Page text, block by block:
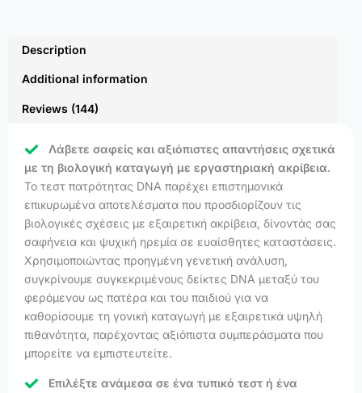
Description
Additional information
Reviews (144)
Λάβετε σαφείς και αξιόπιστες απαντήσεις σχετικά
με τη βιολογική καταγωγή με εργαστηριακή ακρίβεια.
Το τεστ πατρότητας DNA παρέχει επιστημονικά
επικυρωμένα αποτελέσματα που προσδιορίζουν τις
βιολογικές σχέσεις με εξαιρετική ακρίβεια, δίνοντάς σας
σαφήνεια και ψυχική ηρεμία σε ευαίσθητες καταστάσεις.
Χρησιμοποιώντας προηγμένη γενετική ανάλυση,
συγκρίνουμε συγκεκριμένους δείκτες DNA μεταξύ του
φερόμενου ως πατέρα και του παιδιού για να
καθορίσουμε τη γονική καταγωγή με εξαιρετικά υψηλή
πιθανότητα, παρέχοντας αξιόπιστα συμπεράσματα που
μπορείτε να εμπιστευτείτε.
Επιλέξτε ανάμεσα σε ένα τυπικό τεστ ή ένα